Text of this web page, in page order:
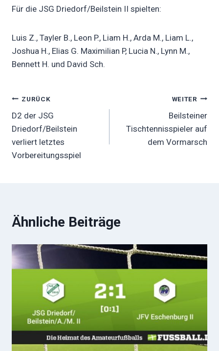
Für die JSG Driedorf/Beilstein II spielten:
Luis Z., Tayler B., Leon P., Liam H., Arda M., Liam L.,
Joshua H., Elias G. Maximilian P, Lucia N., Lynn M.,
Bennett H. und David Sch.
Beitragsnavigation
ZURÜCK
D2 der JSG
Driedorf/Beilstein
verliert letztes
Vorbereitungsspiel
WEITER
Beilsteiner
Tischtennisspieler auf
dem Vormarsch
Ähnliche Beiträge